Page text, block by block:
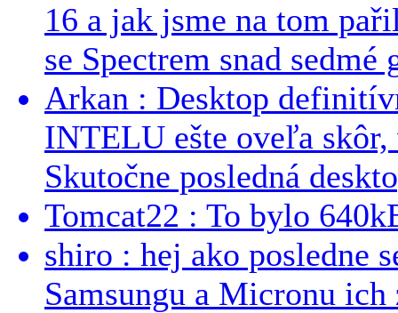
16 a jak jsme na tom
se Spectrem snad sedmé
Arkan : Desktop
INTELU ešte oveľa
Skutočne posledná
Tomcat22 : To bylo
shiro : hej ako posledne
Samsungu a Micronu